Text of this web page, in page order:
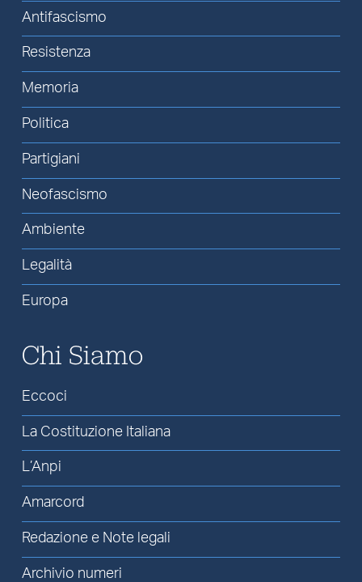
Antifascismo
Resistenza
Memoria
Politica
Partigiani
Neofascismo
Ambiente
Legalità
Europa
Chi Siamo
Eccoci
La Costituzione Italiana
L’Anpi
Amarcord
Redazione e Note legali
Archivio numeri